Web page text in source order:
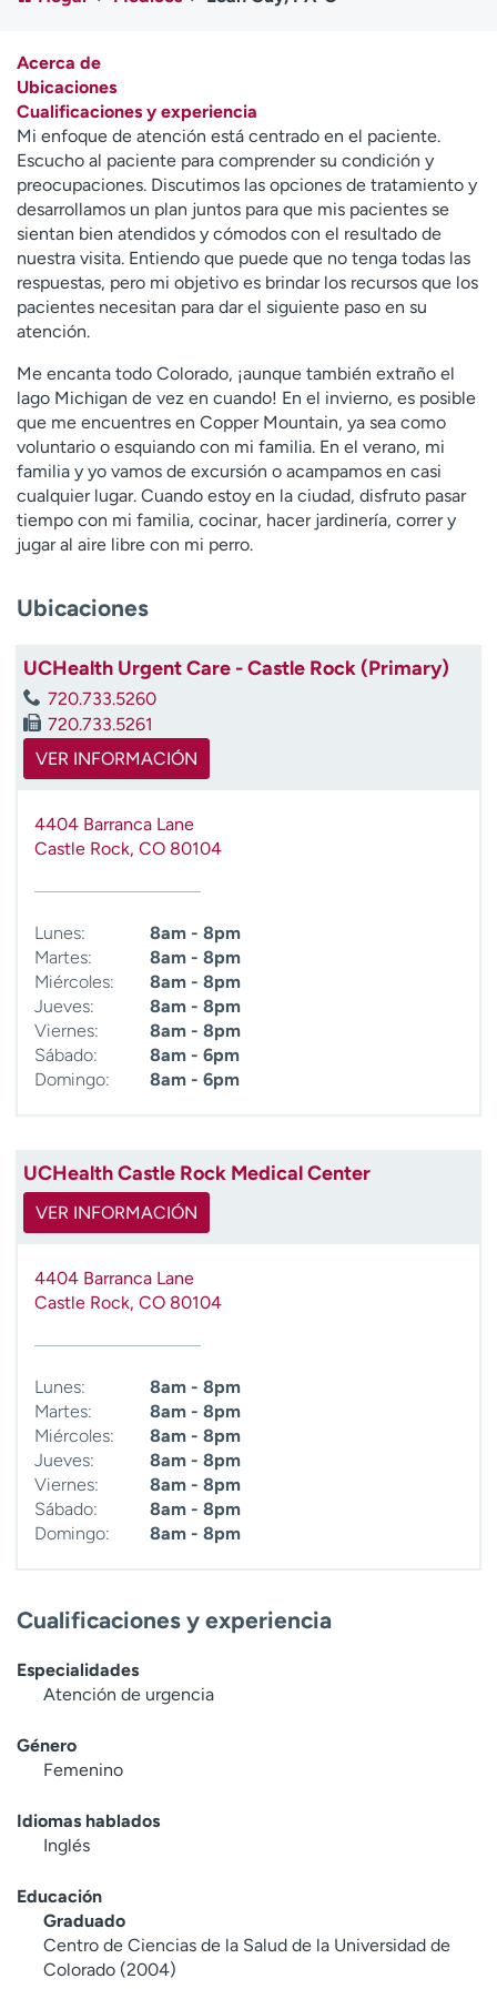
Ready. Set. CO.
Ensayos clínicos
Atención a medios de
comunicación
Contáctenos Noticias e historias
A
y
ú
d
a
m
e
a
e
n
c
o
n
t
r
Acerca de
Ubicaciones
Cualificaciones y experiencia
Mi enfoque de atención está centrado en el paciente.
Escucho al paciente para comprender su condición y
preocupaciones. Discutimos las opciones de tratamiento y
desarrollamos un plan juntos para que mis pacientes se
sientan bien atendidos y cómodos con el resultado de
nuestra visita. Entiendo que puede que no tenga todas las
respuestas, pero mi objetivo es brindar los recursos que los
pacientes necesitan para dar el siguiente paso en su
atención.
Me encanta todo Colorado, ¡aunque también extraño el
lago Michigan de vez en cuando! En el invierno, es posible
que me encuentres en Copper Mountain, ya sea como
voluntario o esquiando con mi familia. En el verano, mi
familia y yo vamos de excursión o acampamos en casi
cualquier lugar. Cuando estoy en la ciudad, disfruto pasar
tiempo con mi familia, cocinar, hacer jardinería, correr y
jugar al aire libre con mi perro.
Ubicaciones
UCHealth Urgent Care - Castle Rock (Primary)
720.733.5260
720.733.5261
VER INFORMACIÓN
4404 Barranca Lane
Castle Rock, CO 80104
Lunes:
8am - 8pm
Martes:
8am - 8pm
Miércoles:
8am - 8pm
Jueves:
8am - 8pm
Viernes:
8am - 8pm
Sábado:
8am - 6pm
Domingo:
8am - 6pm
UCHealth Castle Rock Medical Center
VER INFORMACIÓN
4404 Barranca Lane
Castle Rock, CO 80104
Lunes:
8am - 8pm
Martes:
8am - 8pm
Miércoles:
8am - 8pm
Jueves:
8am - 8pm
Viernes:
8am - 8pm
Sábado:
8am - 8pm
Domingo:
8am - 8pm
Cualificaciones y experiencia
Especialidades
Atención de urgencia
Género
Femenino
Idiomas hablados
Inglés
Educación
Graduado
Centro de Ciencias de la Salud de la Universidad de
Colorado (2004)